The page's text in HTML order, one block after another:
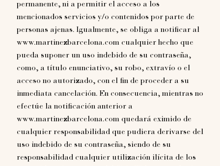
permanente, ni a permitir el acceso a los
mencionados servicios y/o contenidos por parte de
personas ajenas. Igualmente, se obliga a notificar al
www.martinezbarcelona.com cualquier hecho que
pueda suponer un uso indebido de su contraseña,
como, a título enunciativo, su robo, extravío o el
acceso no autorizado, con el fin de proceder a su
inmediata cancelación. En consecuencia, mientras no
efectúe la notificación anterior a
www.martinezbarcelona.com quedará eximido de
cualquier responsabilidad que pudiera derivarse del
uso indebido de su contraseña, siendo de su
responsabilidad cualquier utilización ilícita de los